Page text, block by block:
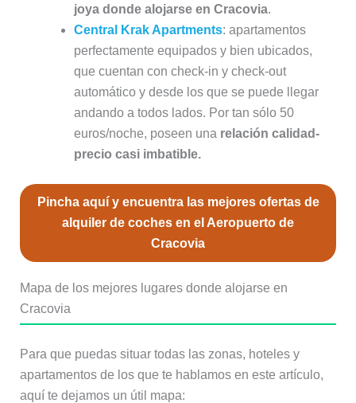
joya donde alojarse en Cracovia.
Central Krak Apartments: apartamentos
perfectamente equipados y bien ubicados,
que cuentan con check-in y check-out
automático y desde los que se puede llegar
andando a todos lados. Por tan sólo 50
euros/noche, poseen una relación calidad-
precio casi imbatible.
Pincha aquí y encuentra las mejores ofertas de
alquiler de coches en el Aeropuerto de
Cracovia
Mapa de los mejores lugares donde alojarse en
Cracovia
Para que puedas situar todas las zonas, hoteles y
apartamentos de los que te hablamos en este artículo,
aquí te dejamos un útil mapa: